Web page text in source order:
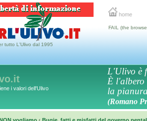
home
tutto L'Ulivo dal 1995
FAIL (the
i valori dell'Ulivo
L'Ulivo è
È l'albero
la
(Romano